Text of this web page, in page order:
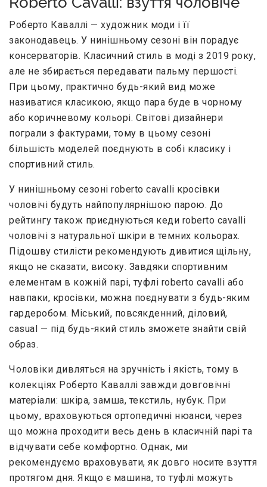
Роберто Каваллі — художник моди і її
законодавець. У нинішньому сезоні він порадує
консерваторів. Класичний стиль в моді з 2019 року,
але не збирається передавати пальму першості.
При цьому, практично будь-який вид може
називатися класикою, якщо пара буде в чорному
або коричневому кольорі. Світові дизайнери
пограли з фактурами, тому в цьому сезоні
більшість моделей поєднують в собі класику і
спортивний стиль.
У нинішньому сезоні roberto cavalli кросівки
чоловічі будуть найпопулярнішою парою. До
рейтингу також приєднуються кеди roberto cavalli
чоловічі з натуральної шкіри в темних кольорах.
Підошву стилісти рекомендують дивитися щільну,
якщо не сказати, високу. Завдяки спортивним
елементам в кожній парі, туфлі roberto cavalli або
навпаки, кросівки, можна поєднувати з будь-яким
гардеробом. Міський, повсякденний, діловий,
casual — під будь-який стиль зможете знайти свій
образ.
Чоловіки дивляться на зручність і якість, тому в
колекціях Роберто Каваллі завжди довговічні
матеріали: шкіра, замша, текстиль, нубук. При
цьому, враховуються ортопедичні нюанси, через
що можна проходити весь день в класичній парі та
відчувати себе комфортно. Однак, ми
рекомендуємо враховувати, як довго носите взуття
протягом дня. Якщо є машина, то туфлі можуть